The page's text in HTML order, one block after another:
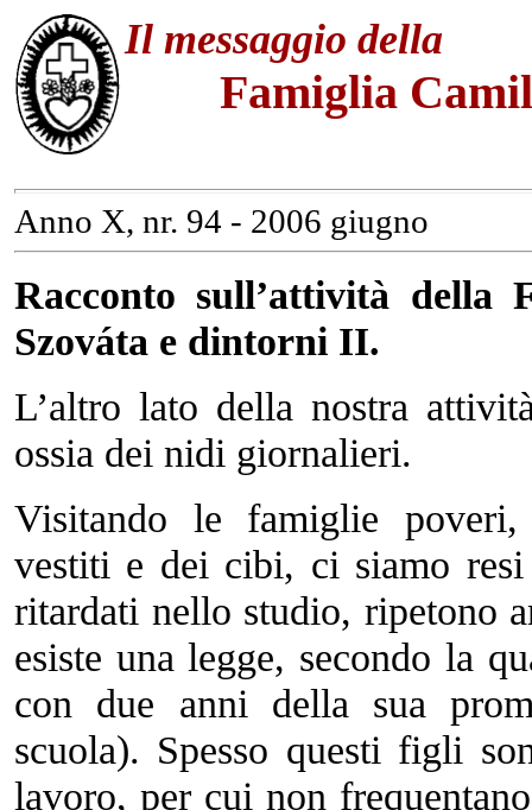
Il messaggio della
Famiglia
Anno X, nr. 94 - 2006 giugno
Racconto sull’attività della
Szováta e dintorni II.
L’altro lato della nostra
ossia dei nidi giornalieri.
Visitando le famiglie
vestiti e dei cibi, ci siamo
ritardati nello studio, ripetono
esiste una legge, secondo la
con due anni della sua
scuola). Spesso questi figli
lavoro, per cui non